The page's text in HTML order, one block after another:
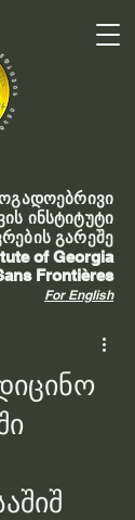
ინსტიტუტი
გარეშე
of Georgia
Frontières
For English